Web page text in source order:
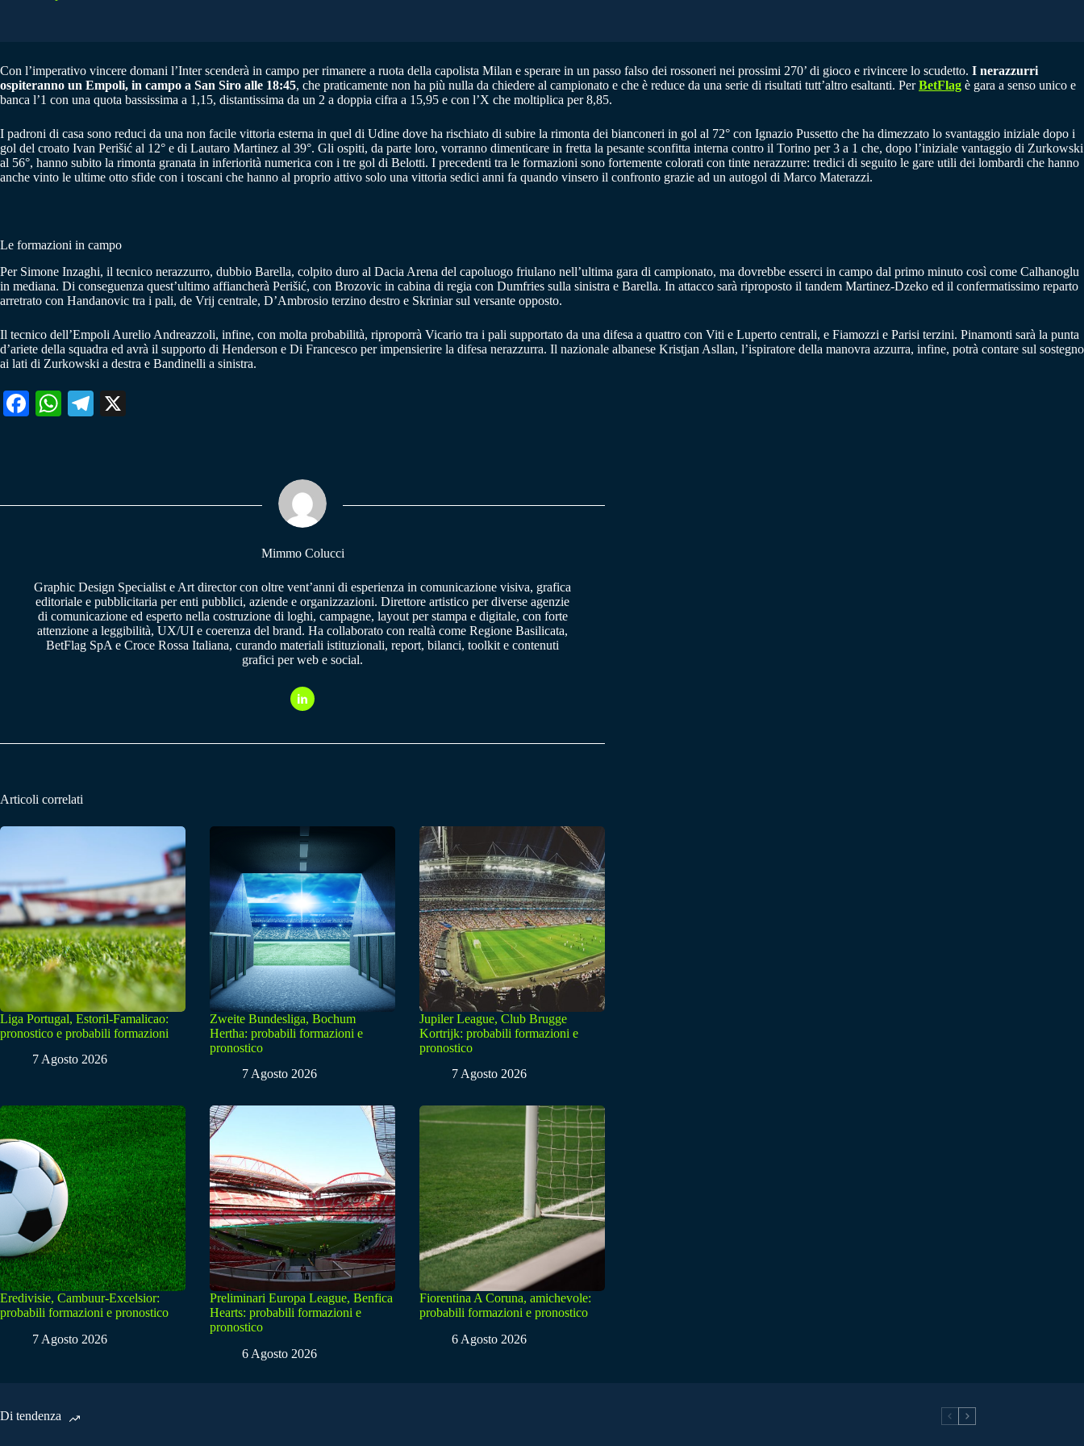
Con l’imperativo vincere domani l’Inter scenderà in campo per rimanere a ruota della capolista Milan e sperare in un passo falso dei rossoneri nei prossimi 270’ di gioco e rivincere lo scudetto. I nerazzurri
ospiteranno un Empoli, in campo a San Siro alle 18:45, che praticamente non ha più nulla da chiedere al campionato e che è reduce da una serie di risultati tutt’altro esaltanti. PerBetFlag è gara a senso unico e
banca l’1 con una quota bassissima a 1,15, distantissima da un 2 a doppia cifra a 15,95 e con l’X che moltiplica per 8,85.
I padroni di casa sono reduci da una non facile vittoria esterna in quel di Udine dove ha rischiato di subire la rimonta dei bianconeri in gol al 72° con Ignazio Pussetto che ha dimezzato lo svantaggio iniziale dopo i
gol del croato Ivan Perišić al 12° e di Lautaro Martinez al 39°. Gli ospiti, da parte loro, vorranno dimenticare in fretta la pesante sconfitta interna contro il Torino per 3 a 1 che, dopo l’iniziale vantaggio di Zurkowski
al 56°, hanno subito la rimonta granata in inferiorità numerica con i tre gol di Belotti. I precedenti tra le formazioni sono fortemente colorati con tinte nerazzurre: tredici di seguito le gare utili dei lombardi che hanno
anche vinto le ultime otto sfide con i toscani che hanno al proprio attivo solo una vittoria sedici anni fa quando vinsero il confronto grazie ad un autogol di Marco Materazzi.
Le formazioni in campo
Per Simone Inzaghi, il tecnico nerazzurro, dubbio Barella, colpito duro al Dacia Arena del capoluogo friulano nell’ultima gara di campionato, ma dovrebbe esserci in campo dal primo minuto così come Calhanoglu
in mediana. Di conseguenza quest’ultimo affiancherà Perišić, con Brozovic in cabina di regia con Dumfries sulla sinistra e Barella. In attacco sarà riproposto il tandem Martinez-Dzeko ed il confermatissimo reparto
arretrato con Handanovic tra i pali, de Vrij centrale, D’Ambrosio terzino destro e Skriniar sul versante opposto.
Il tecnico dell’Empoli Aurelio Andreazzoli, infine, con molta probabilità, riproporrà Vicario tra i pali supportato da una difesa a quattro con Viti e Luperto centrali, e Fiamozzi e Parisi terzini. Pinamonti sarà la punta
d’ariete della squadra ed avrà il supporto di Henderson e Di Francesco per impensierire la difesa nerazzurra. Il nazionale albanese Kristjan Asllan, l’ispiratore della manovra azzurra, infine, potrà contare sul sostegno
ai lati di Zurkowski a destra e Bandinelli a sinistra.
Fa W
pp
Te
m
Mimmo Colucci
Graphic Design Specialist e Art director con oltre vent’anni di esperienza in comunicazione visiva, grafica
editoriale e pubblicitaria per enti pubblici, aziende e organizzazioni. Direttore artistico per diverse agenzie
di comunicazione ed esperto nella costruzione di loghi, campagne, layout per stampa e digitale, con forte
attenzione a leggibilità, UX/UI e coerenza del brand. Ha collaborato con realtà come Regione Basilicata,
BetFlag SpA e Croce Rossa Italiana, curando materiali istituzionali, report, bilanci, toolkit e contenuti
grafici per web e social.
Articoli correlati
Liga Portugal, Estoril-Famalicao:
pronostico e probabili formazioni
7 Agosto 2026
Zweite Bundesliga, Bochum
Hertha: probabili formazioni e
pronostico
7 Agosto 2026
Jupiler League, Club Brugge
Kortrijk: probabili formazioni e
pronostico
7 Agosto 2026
Eredivisie, Cambuur-Excelsior:
probabili formazioni e pronostico
7 Agosto 2026
Preliminari Europa League, Benfica
Hearts: probabili formazioni e
pronostico
6 Agosto 2026
Fiorentina A Coruna, amichevole:
probabili formazioni e pronostico
6 Agosto 2026
Di tendenza